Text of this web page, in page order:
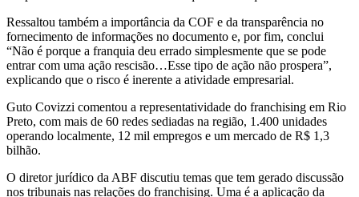
Ressaltou também a importância da COF e da transparência no
fornecimento de informações no documento e, por fim, conclui
“Não é porque a franquia deu errado simplesmente que se pode
entrar com uma ação rescisão…Esse tipo de ação não prospera”,
explicando que o risco é inerente a atividade empresarial.
Guto Covizzi comentou a representatividade do franchising em Rio
Preto, com mais de 60 redes sediadas na região, 1.400 unidades
operando localmente, 12 mil empregos e um mercado de R$ 1,3
bilhão.
O diretor jurídico da ABF discutiu temas que tem gerado discussão
nos tribunais nas relações do franchising. Uma é a aplicação da